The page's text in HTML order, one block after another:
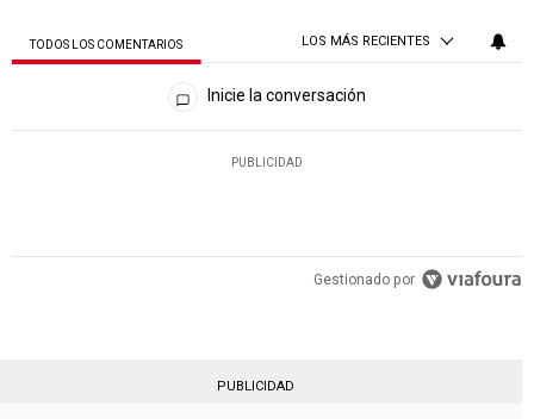
TODOS LOS COMENTARIOS LOS MÁS RECIENTES
Todos los comentarios
Inicie la conversación
PUBLICIDAD
Gestionado por
PUBLICIDAD